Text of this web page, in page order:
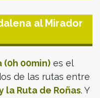
al Mirador
00min) es el
de las rutas entre
la Ruta de Roñas. Y